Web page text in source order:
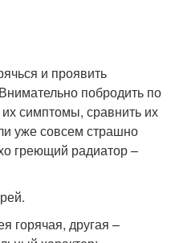
и проявить
побродить по
симптомы, сравнить их
уже совсем страшно
греющий радиатор –
горячая, другая –